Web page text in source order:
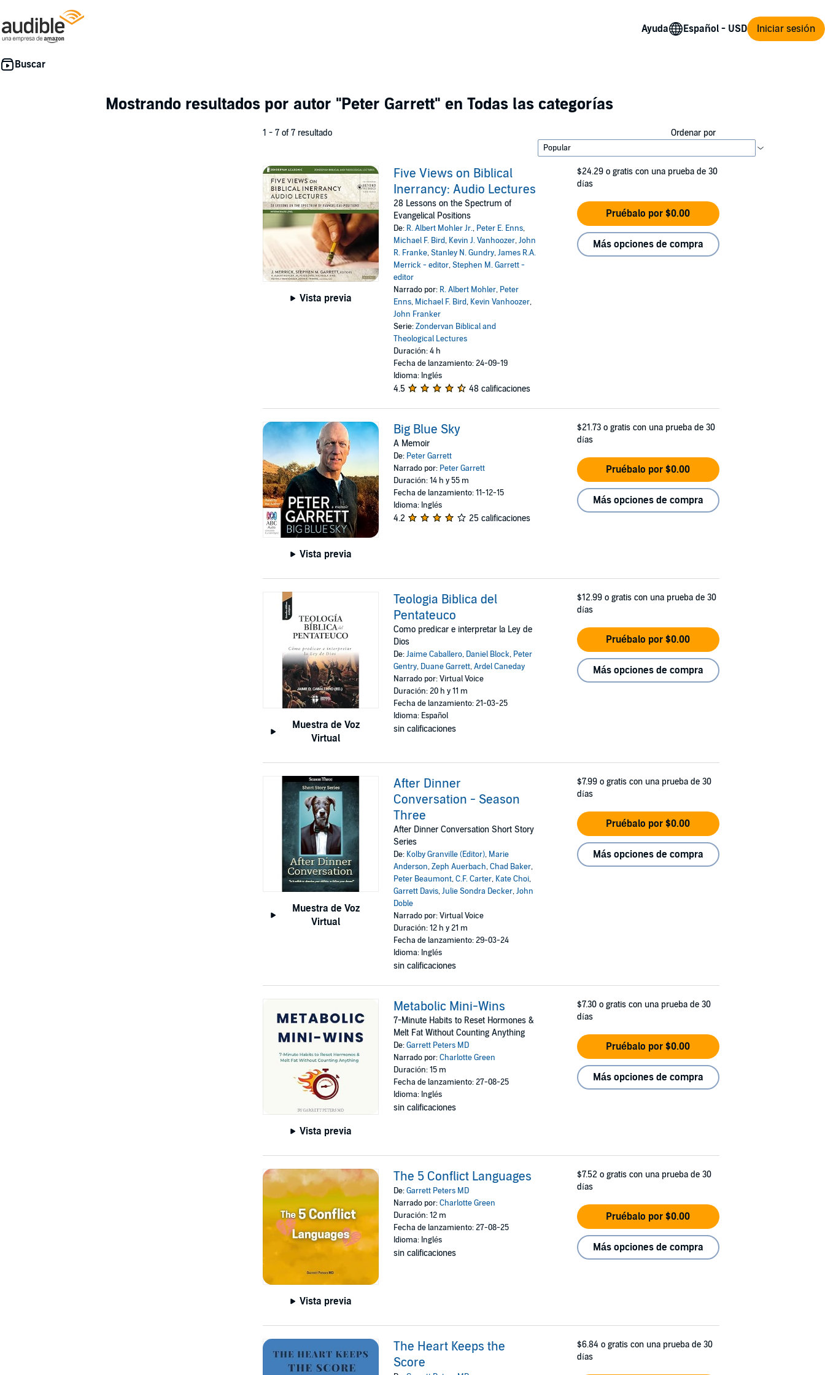
Ayuda Iniciar sesión
Mostrando resultados por autor "Peter Garrett" en Todas las categorías
1 - 7 of 7 resultado Ordenar por
Vista previa
Five Views on Biblical
Inerrancy: Audio Lectures
28 Lessons on the Spectrum of
Evangelical Positions
De: R. Albert Mohler Jr., Peter E. Enns,
Michael F. Bird, Kevin J. Vanhoozer,John
R. Franke,Stanley N. Gundry,James R.A.
Merrick - editor,Stephen M. Garrett -
editor
Narrado por: R. Albert Mohler, Peter
Enns, Michael F. Bird, Kevin Vanhoozer,
John Franker
Serie:Zondervan Biblical and
Theological Lectures
Duración: 4 h
Fecha de lanzamiento: 24-09-19
Idioma: Inglés
4.5 48 calificaciones
$24.29 o gratis con una prueba de 30
días
Pruébalo por $0.00
Más opciones de compra
Vista previa
Big Blue Sky
A Memoir
De: Peter Garrett
Narrado por: Peter Garrett
Duración: 14 h y 55 m
Fecha de lanzamiento: 11-12-15
Idioma: Inglés
4.2 25 calificaciones
$21.73 o gratis con una prueba de 30
días
Pruébalo por $0.00
Más opciones de compra
Muestra de Voz
Virtual
Teologia Biblica del
Pentateuco
Como predicar e interpretar la Ley de
Dios
De:Jaime Caballero, Daniel Block, Peter
Gentry, Duane Garrett,Ardel Caneday
Narrado por: Virtual Voice
Duración: 20 h y 11 m
Fecha de lanzamiento: 21-03-25
Idioma: Español
sin calificaciones
$12.99 o gratis con una prueba de 30
días
Pruébalo por $0.00
Más opciones de compra
Muestra de Voz
Virtual
After Dinner
Conversation - Season
Three
After Dinner Conversation Short Story
Series
De: Kolby Granville (Editor), Marie
Anderson,Zeph Auerbach,Chad Baker,
Peter Beaumont,C.F. Carter, Kate Choi,
Garrett Davis,Julie Sondra Decker,John
Doble
Narrado por: Virtual Voice
Duración: 12 h y 21 m
Fecha de lanzamiento: 29-03-24
Idioma: Inglés
sin calificaciones
$7.99 o gratis con una prueba de 30
días
Pruébalo por $0.00
Más opciones de compra
Vista previa
Metabolic Mini-Wins
7-Minute Habits to Reset Hormones &
Melt Fat Without Counting Anything
De:Garrett Peters MD
Narrado por:Charlotte Green
Duración: 15 m
Fecha de lanzamiento: 27-08-25
Idioma: Inglés
sin calificaciones
$7.30 o gratis con una prueba de 30
días
Pruébalo por $0.00
Más opciones de compra
Vista previa
The 5 Conflict Languages
De:Garrett Peters MD
Narrado por:Charlotte Green
Duración: 12 m
Fecha de lanzamiento: 27-08-25
Idioma: Inglés
sin calificaciones
$7.52 o gratis con una prueba de 30
días
Pruébalo por $0.00
Más opciones de compra
The Heart Keeps the
Score
$6.84 o gratis con una prueba de 30
días